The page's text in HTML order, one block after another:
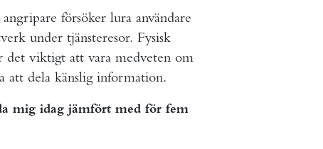
försöker lura användare
under tjänsteresor. Fysisk
det viktigt att vara medveten om
att dela känslig information.
mig idag jämfört med för fem